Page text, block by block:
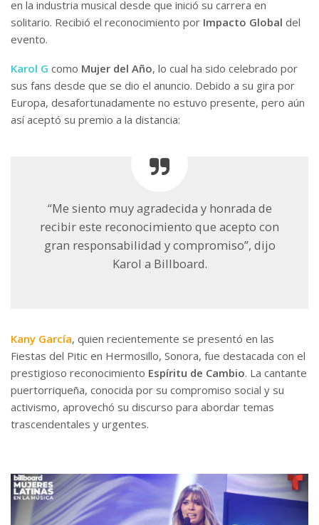
en la industria musical desde que inició su carrera en
solitario. Recibió el reconocimiento por Impacto Global del
evento.
Karol G como Mujer del Año, lo cual ha sido celebrado por
sus fans desde que se dio el anuncio. Debido a su gira por
Europa, desafortunadamente no estuvo presente, pero aún
así aceptó su premio a la distancia:
“Me siento muy agradecida y honrada de
recibir este reconocimiento que acepto con
gran responsabilidad y compromiso”, dijo
Karol a Billboard.
Kany García, quien recientemente se presentó en las
Fiestas del Pitic en Hermosillo, Sonora, fue destacada con el
prestigioso reconocimiento Espíritu de Cambio. La cantante
puertorriqueña, conocida por su compromiso social y su
activismo, aprovechó su discurso para abordar temas
trascendentales y urgentes.